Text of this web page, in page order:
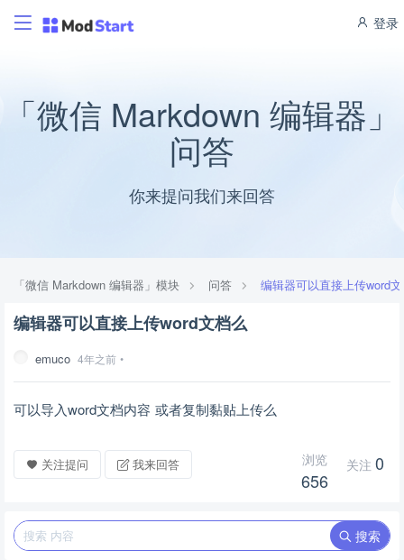
登录
「微信 Markdown 编辑器」
问答
你来提问我们来回答
「微信 Markdown 编辑器」模块 问答 编辑器可以直接上传word
编辑器可以直接上传word文档么
emuco 4年之前 •
可以导入word文档内容 或者复制黏贴上传么
关注提问 我来回答 关注 0
浏览
656
搜索